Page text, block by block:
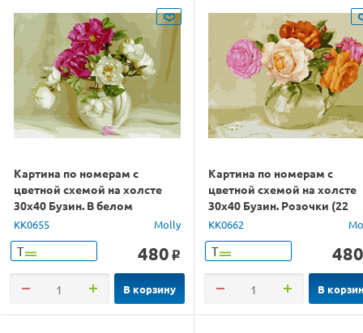
Картина по номерам с
цветной схемой на холсте
30х40 Бузин. В белом
кувшинчике (23 цвета)
KK0655 Molly
Т 480 o
В корзину
Картина по номерам с
цветной схемой на холсте
30х40 Бузин. Розочки (22
цвета)
KK0662
Т 480
В